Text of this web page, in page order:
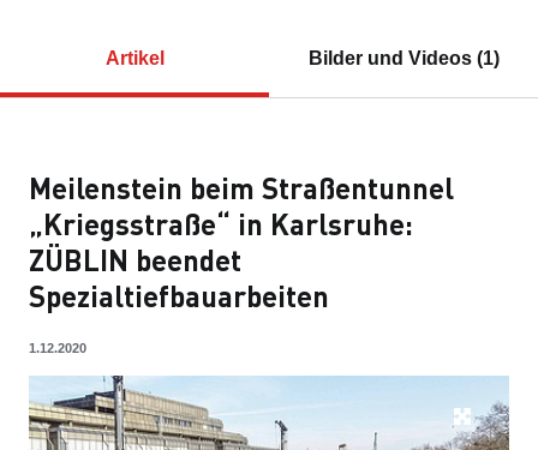
Artikel Bilder und Videos (1)
Meilenstein beim Straßentunnel
„Kriegsstraße“ in Karlsruhe:
ZÜBLIN beendet
Spezialtiefbauarbeiten
1.12.2020